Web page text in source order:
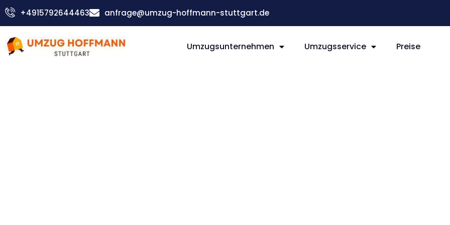
Zum
Inhalt
+4915792644463 anfrage@umzug-hoffmann-stuttgart.de
Umzugsunternehmen Umzugsservice Preise